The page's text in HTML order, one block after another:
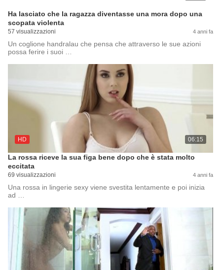
Ha lasciato che la ragazza diventasse una mora dopo una
scopata violenta
57 visualizzazioni 4 anni fa
Un coglione handralau che pensa che attraverso le sue azioni
possa ferire i suoi …
HD 06:15
La rossa riceve la sua figa bene dopo che è stata molto
eccitata
69 visualizzazioni 4 anni fa
Una rossa in lingerie sexy viene svestita lentamente e poi inizia
ad …